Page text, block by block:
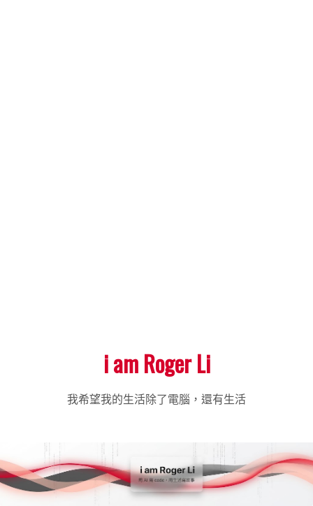
i am Roger Li
我希望我的生活除了電腦，還有生活